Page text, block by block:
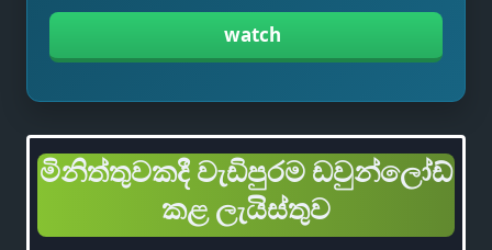
watch
මිනිත්තුවකදී වැඩිපුරම ඩවුන්ලෝඩ්
කළ ලැයිස්තුව